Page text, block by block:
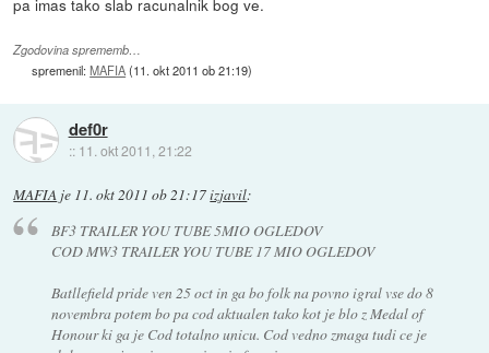
Zgodovina sprememb…
spremenil:MAFIA(11. okt 2011 ob 21:19)
def0r
:: 11. okt 2011, 21:22
MAFIA je 11. okt 2011 ob 21:17izjavil:
BF3 TRAILER YOU TUBE 5MIO OGLEDOV
COD MW3 TRAILER YOU TUBE 17 MIO OGLEDOV
Batllefield pride ven 25 oct in ga bo folk na povno igral vse do 8
novembra potem bo pa cod aktualen tako kot je blo z Medal of
Honour ki ga je Cod totalno unicu. Cod vedno zmaga tudi ce je